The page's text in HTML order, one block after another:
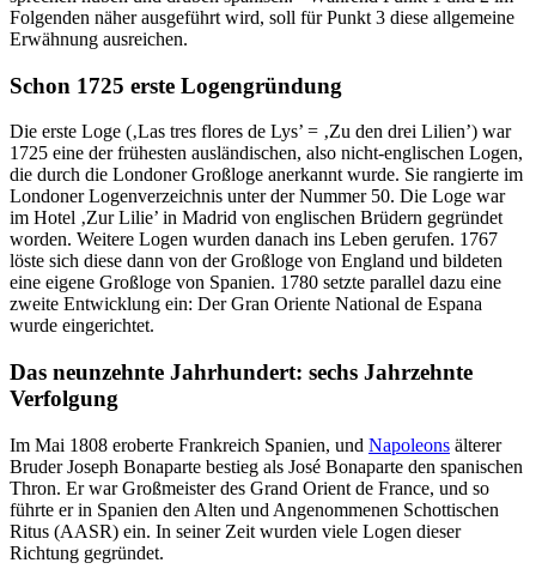
Folgenden näher ausgeführt wird, soll für Punkt 3 diese allgemeine
Erwähnung ausreichen.
Schon 1725 erste Logengründung
Die erste Loge (‚Las tres flores de Lys’ = ‚Zu den drei Lilien’) war
1725 eine der frühesten ausländischen, also nicht-englischen Logen,
die durch die Londoner Großloge anerkannt wurde. Sie rangierte im
Londoner Logenverzeichnis unter der Nummer 50. Die Loge war
im Hotel ‚Zur Lilie’ in Madrid von englischen Brüdern gegründet
worden. Weitere Logen wurden danach ins Leben gerufen. 1767
löste sich diese dann von der Großloge von England und bildeten
eine eigene Großloge von Spanien. 1780 setzte parallel dazu eine
zweite Entwicklung ein: Der Gran Oriente National de Espana
wurde eingerichtet.
Das neunzehnte Jahrhundert: sechs Jahrzehnte
Verfolgung
Im Mai 1808 eroberte Frankreich Spanien, und Napoleons älterer
Bruder Joseph Bonaparte bestieg als José Bonaparte den spanischen
Thron. Er war Großmeister des Grand Orient de France, und so
führte er in Spanien den Alten und Angenommenen Schottischen
Ritus (AASR) ein. In seiner Zeit wurden viele Logen dieser
Richtung gegründet.